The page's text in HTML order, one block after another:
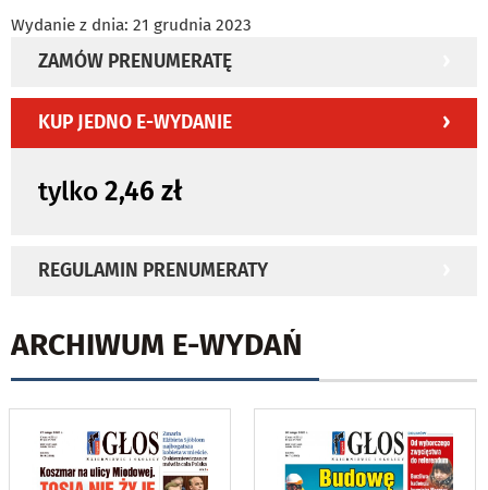
Wydanie z dnia: 21 grudnia 2023
ZAMÓW PRENUMERATĘ
KUP JEDNO E-WYDANIE
tylko 2,46 zł
REGULAMIN PRENUMERATY
ARCHIWUM E-WYDAŃ